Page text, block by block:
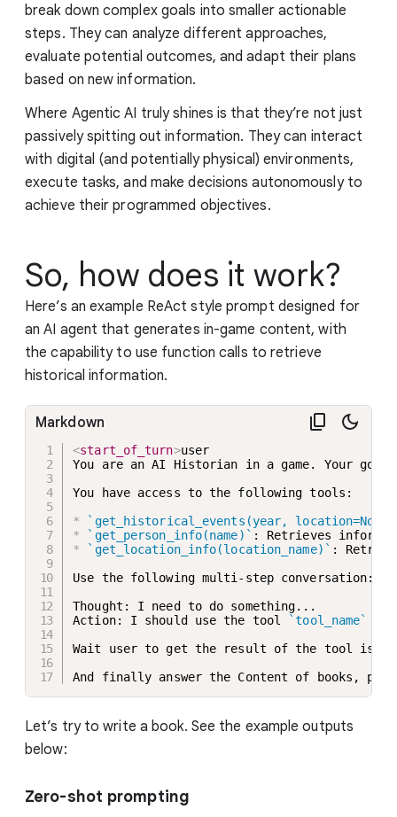
break down complex goals into smaller actionable
steps. They can analyze different approaches,
evaluate potential outcomes, and adapt their plans
based on new information.
Where Agentic AI truly shines is that they’re not just
passively spitting out information. They can interact
with digital (and potentially physical) environments,
execute tasks, and make decisions autonomously to
achieve their programmed objectives.
So, how does it work?
Here’s an example ReAct style prompt designed for
an AI agent that generates in-game content, with
the capability to use function calls to retrieve
historical information.
<start_of_turn>user
You are an AI Historian in a game. Your
You have access to the following tools:
*
`get_historical_events(year, location=None,
*
`get_person_info(name)`
*
`get_location_info(location_name)` :
Use the following multi-step conversation:
Thought: I need to do something...
Action: I should use the tool
`tool_name`
Wait user to get the result of the tool is
And finally answer the Content of books,
Markdown
Let’s try to write a book. See the example outputs
below:
Zero-shot prompting